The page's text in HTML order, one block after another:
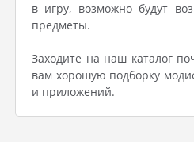
в игру, возможно будут
предметы.
Заходите на наш каталог
вам хорошую подборку
и приложений.